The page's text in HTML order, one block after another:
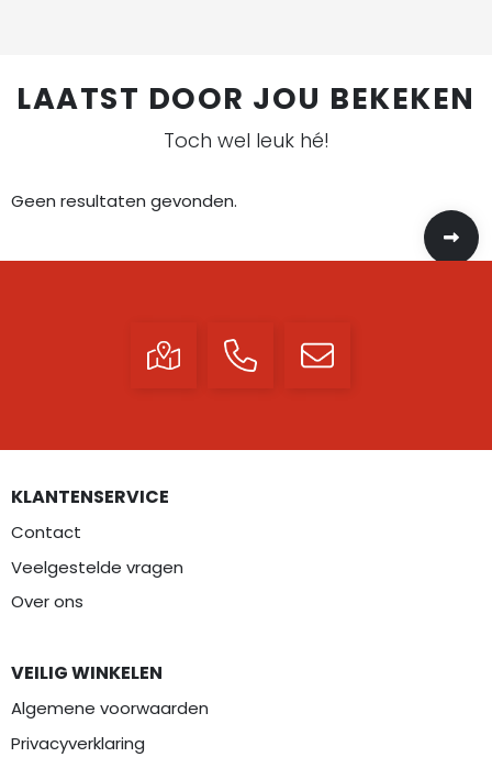
LAATST DOOR JOU BEKEKEN
Toch wel leuk hé!
Geen resultaten gevonden.
KLANTENSERVICE
Contact
Veelgestelde vragen
Over ons
VEILIG WINKELEN
Algemene voorwaarden
Privacyverklaring